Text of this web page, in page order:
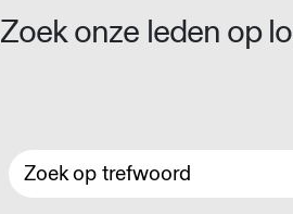
Zoek onze leden op